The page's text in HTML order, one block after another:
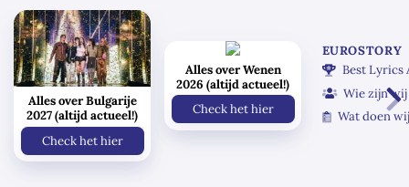
Alles over Bulgarije
2027 (altijd actueel!)
Check het hier
Alles over Wenen
2026 (altijd actueel!)
Check het hier
EUROSTORY
Best Lyrics
Wie zijn wij
Wat doen wij